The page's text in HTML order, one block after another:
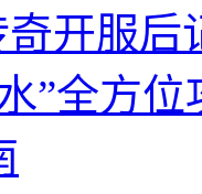
奇开服
”全方